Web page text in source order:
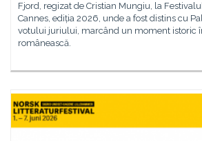
Fjord, regizat de Cristian Mungiu, la
Cannes, ediția 2026, unde a fost distins cu
votului juriului, marcând un moment istoric
românească.